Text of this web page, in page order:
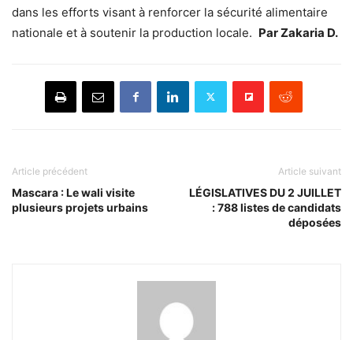
dans les efforts visant à renforcer la sécurité alimentaire
nationale et à soutenir la production locale. Par Zakaria D.
Article précédent
Mascara : Le wali visite
plusieurs projets urbains
Article suivant
LÉGISLATIVES DU 2 JUILLET
: 788 listes de candidats
déposées